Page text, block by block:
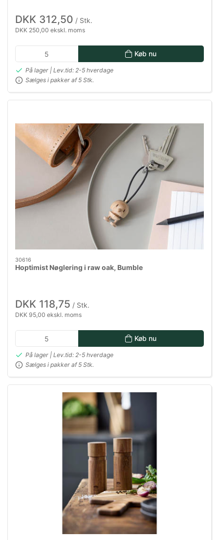
DKK 312,50 / Stk.
DKK 250,00 ekskl. moms
Køb nu
På lager | Lev.tid: 2-5 hverdage
Sælges i pakker af 5 Stk.
30616
Hoptimist Nøglering i raw oak, Bumble
DKK 118,75 / Stk.
DKK 95,00 ekskl. moms
Køb nu
På lager | Lev.tid: 2-5 hverdage
Sælges i pakker af 5 Stk.